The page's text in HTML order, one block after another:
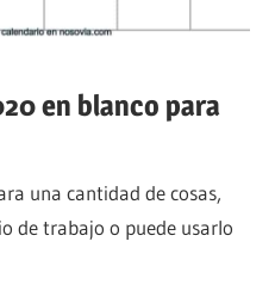
en blanco para
una cantidad de cosas,
de trabajo o puede usarlo